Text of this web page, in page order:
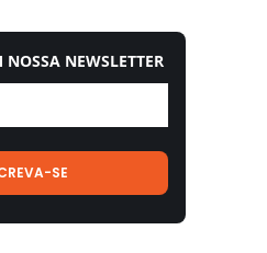
NOSSA NEWSLETTER